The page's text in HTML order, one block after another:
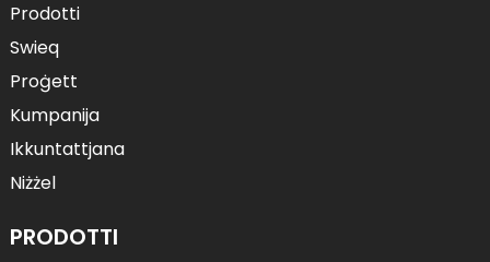
Prodotti
Swieq
Proġett
Kumpanija
Ikkuntattjana
Niżżel
PRODOTTI